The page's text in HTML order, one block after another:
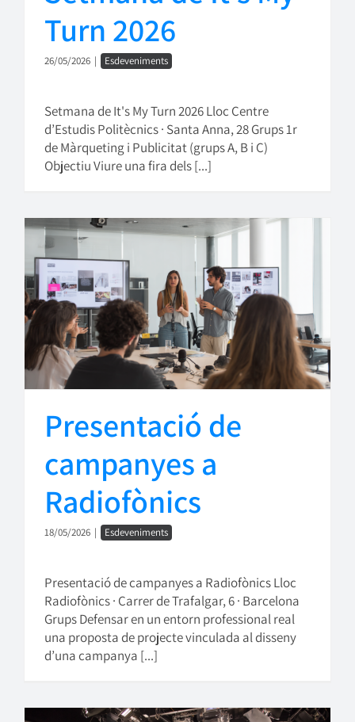
Turn 2026
26/05/2026 | Esdeveniments
Setmana de It's My Turn 2026 Lloc Centre
d’Estudis Politècnics · Santa Anna, 28 Grups 1r
de Màrqueting i Publicitat (grups A, B i C)
Objectiu Viure una fira dels [...]
Presentació de
campanyes a
Radiofònics
18/05/2026 | Esdeveniments
Presentació de campanyes a Radiofònics Lloc
Radiofònics · Carrer de Trafalgar, 6 · Barcelona
Grups Defensar en un entorn professional real
una proposta de projecte vinculada al disseny
d’una campanya [...]